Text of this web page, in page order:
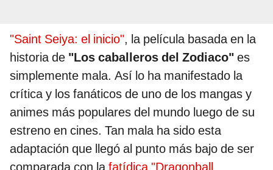
"Saint Seiya: el inicio", la película basada en la
historia de "Los caballeros del Zodiaco" es
simplemente mala. Así lo ha manifestado la
crítica y los fanáticos de uno de los mangas y
animes más populares del mundo luego de su
estreno en cines. Tan mala ha sido esta
adaptación que llegó al punto más bajo de ser
comparada con lafatídica "Dragonball